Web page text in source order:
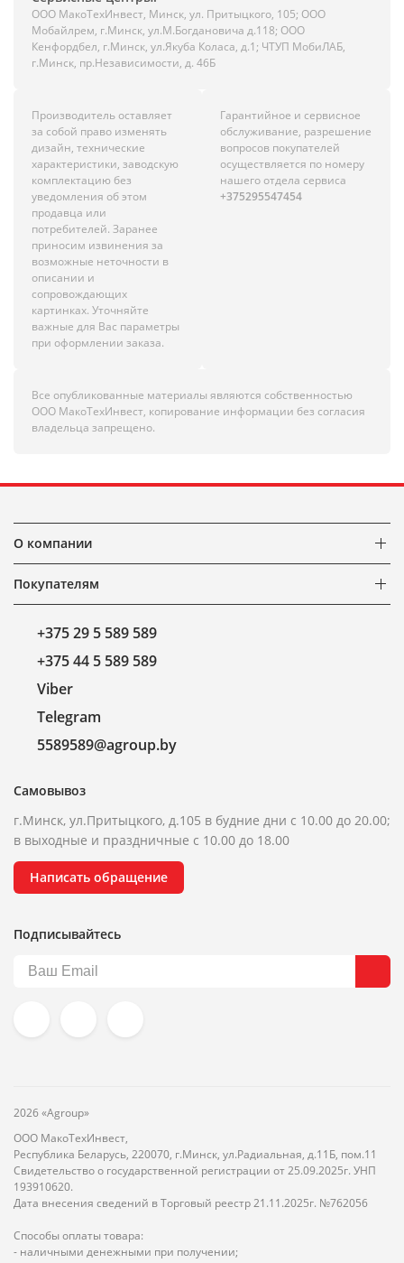
ООО МакоТехИнвест, Минск, ул. Притыцкого, 105; ООО
Мобайлрем, г.Минск, ул.М.Богдановича д.118; ООО
Кенфордбел, г.Минск, ул.Якуба Коласа, д.1; ЧТУП МобиЛАБ,
г.Минск, пр.Независимости, д. 46Б
Производитель оставляет
за собой право изменять
дизайн, технические
характеристики, заводскую
комплектацию без
уведомления об этом
продавца или
потребителей. Заранее
приносим извинения за
возможные неточности в
описании и
сопровождающих
картинках. Уточняйте
важные для Вас параметры
при оформлении заказа.
Гарантийное и сервисное
обслуживание, разрешение
вопросов покупателей
осуществляется по номеру
нашего отдела сервиса
+375295547454
Все опубликованные материалы являются собственностью
ООО МакоТехИнвест, копирование информации без согласия
владельца запрещено.
О компании
Покупателям
+375 29 5 589 589
+375 44 5 589 589
Viber
Telegram
5589589@agroup.by
Самовывоз
г.Минск, ул.Притыцкого, д.105 в будние дни с 10.00 до 20.00;
в выходные и праздничные с 10.00 до 18.00
Написать обращение
Подписывайтесь
2026 «Agroup»
ООО МакоТехИнвест,
Республика Беларусь, 220070, г.Минск, ул.Радиальная, д.11Б, пом.11
Свидетельство о государственной регистрации от 25.09.2025г. УНП
193910620.
Дата внесения сведений в Торговый реестр 21.11.2025г. №762056
Способы оплаты товара:
- наличными денежными при получении;